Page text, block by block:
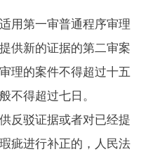
用第一审普通程序审理
供新的证据的第二审案
理的案件不得超过十五
不得超过七日。
反驳证据或者对已经提
疵进行补正的，人民法